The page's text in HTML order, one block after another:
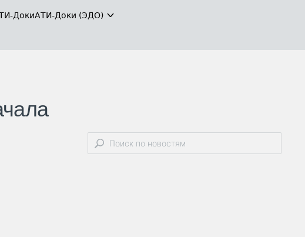
ДокиАТИ-Доки (ЭДО)